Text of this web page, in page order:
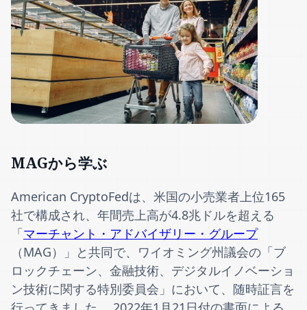
MAGから学ぶ
American CryptoFedは、米国の小売業者上位165
社で構成され、年間売上高が4.8兆ドルを超える
「マーチャント・アドバイザリー・グループ
（MAG）」と共同で、ワイオミング州議会の「ブ
ロックチェーン、金融技術、デジタルイノベーショ
ン技術に関する特別委員会」において、随時証言を